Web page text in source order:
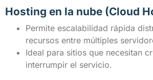
Hosting en la nube (Cloud
Permite escalabilidad rápida
recursos entre múltiples
Ideal para sitios que necesitan
interrumpir el servicio.